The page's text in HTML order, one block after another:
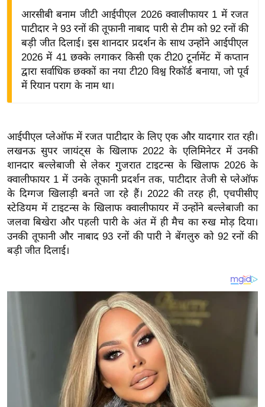
द्यो
वि
शे
ष
ज्ञ
रा
य
ब
ज
आरसीबी बनाम जीटी आईपीएल 2026 क्वालीफायर 1 में रजत
पाटीदार ने 93 रनों की तूफानी नाबाद पारी से टीम को 92 रनों की
बड़ी जीत दिलाई। इस शानदार प्रदर्शन के साथ उन्होंने आईपीएल
2026 में 41 छक्के लगाकर किसी एक टी20 टूर्नामेंट में कप्तान
द्वारा सर्वाधिक छक्कों का नया टी20 विश्व रिकॉर्ड बनाया, जो पूर्व
में रियान पराग के नाम था।
आईपीएल प्लेऑफ में रजत पाटीदार के लिए एक और यादगार रात रही।
लखनऊ सुपर जायंट्स के खिलाफ 2022 के एलिमिनेटर में उनकी
शानदार बल्लेबाजी से लेकर गुजरात टाइटन्स के खिलाफ 2026 के
क्वालीफायर 1 में उनके तूफानी प्रदर्शन तक, पाटीदार तेजी से प्लेऑफ
के दिग्गज खिलाड़ी बनते जा रहे हैं। 2022 की तरह ही, एचपीसीए
स्टेडियम में टाइटन्स के खिलाफ क्वालीफायर में उन्होंने बल्लेबाजी का
जलवा बिखेरा और पहली पारी के अंत में ही मैच का रुख मोड़ दिया।
उनकी तूफानी और नाबाद 93 रनों की पारी ने बेंगलुरु को 92 रनों की
बड़ी जीत दिलाई।